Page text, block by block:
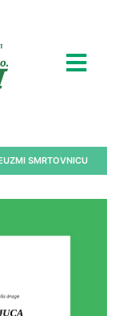
SMRTOVNICU